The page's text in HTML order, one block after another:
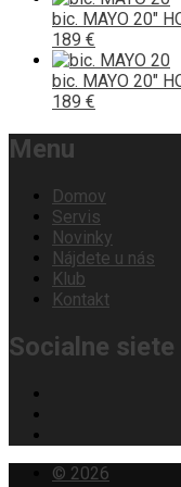
bic. MAYO 20"
189 €
bic. MAYO 20"
189 €
Menu
Domov
Servis
Novinky
Nájdete u nás
Klub
Kontakt
Socialne siete
© 2026